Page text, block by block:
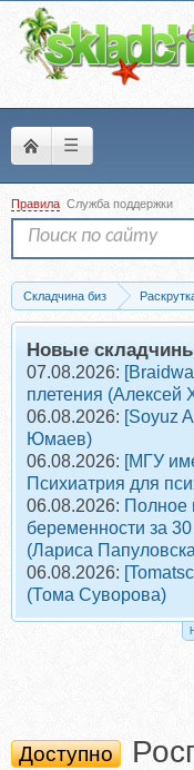
☰
Правила Служба поддержки
Складчина биз
Скачать Роспись 2.0, 2022
Новые
07.08.2026:
плетения (Алексей
06.08.2026: [Soyuz
Юмаев)
06.08.2026: [МГУ
Психиатрия для
06.08.2026: Полное
беременности за
(Лариса
06.08.2026:
(Тома Суворова)
Доступно